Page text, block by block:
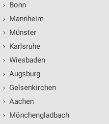
› Bonn
› Mannheim
› Münster
› Karlsruhe
› Wiesbaden
› Augsburg
› Gelsenkirchen
› Aachen
› Mönchengladbach